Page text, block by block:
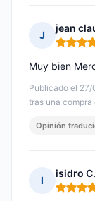
J
jean
Nota: 5
Publicado el
tras una
Muy bien
Opinión
I
isidro C.
Nota: 5